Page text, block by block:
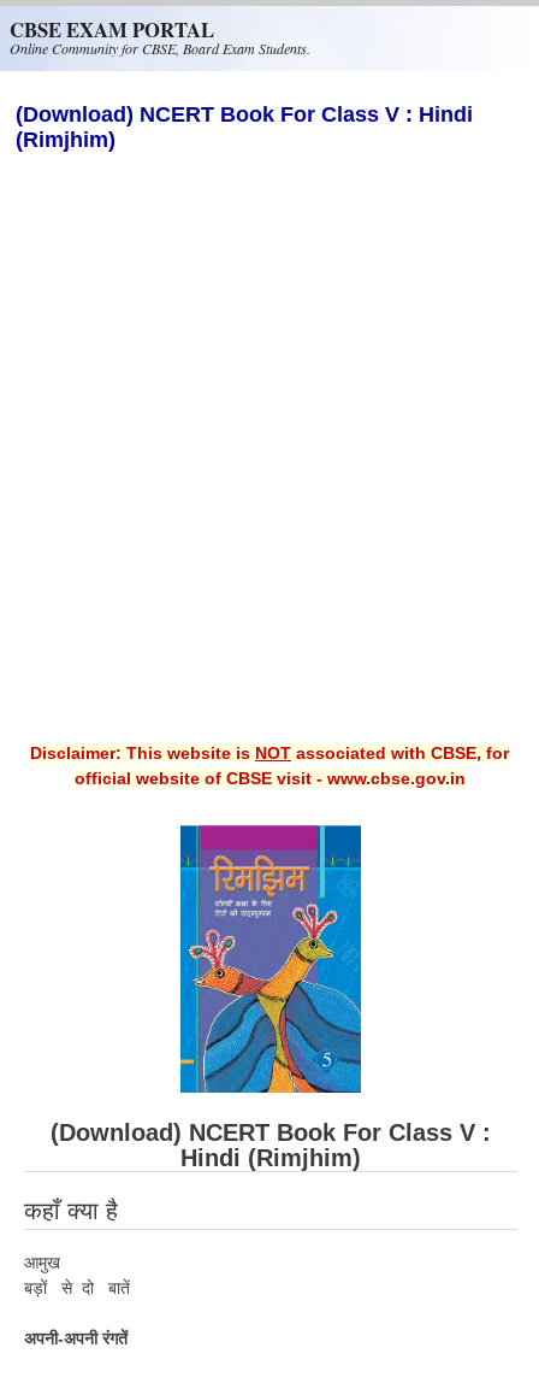
CBSE EXAM PORTAL
Online Community for CBSE, Board Exam Students.
(Download) NCERT Book For Class V : Hindi
(Rimjhim)
Disclaimer: This website is NOT associated with CBSE, for
official website of CBSE visit - www.cbse.gov.in
(Download) NCERT Book For Class V :
Hindi (Rimjhim)
कहाँ क्या है
आमुख
बड़ों से दो बातें
अपनी-अपनी रंगतें